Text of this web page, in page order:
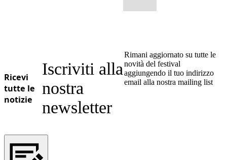
Ricevi
tutte le
notizie
Iscriviti alla
nostra
newsletter
Rimani aggiornato su tutte le
novità del festival
aggiungendo il tuo indirizzo
email alla nostra mailing list